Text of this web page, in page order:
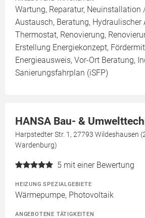
Wartung, Reparatur, Neuinstallation
Austausch, Beratung, Hydraulischer
Thermostat, Renovierung,
Erstellung Energiekonzept,
Energieausweis, Vor-Ort Beratung,
Sanierungsfahrplan (iSFP)
HANSA Bau- &
Harpstedter Str. 1, 27793 Wildeshausen
Wardenburg)
5 mit einer Bewertung
HEIZUNG SPEZIALGEBIETE
Wärmepumpe, Photovoltaik
ANGEBOTENE TÄTIGKEITEN